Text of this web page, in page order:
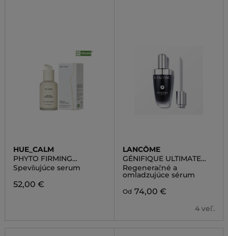
HUE_CALM
PHYTO FIRMING
KINTSUGI SERUM
Spevňujúce serum
52,00 €
LANCÔME
GÉNIFIQUE ULTIMATE
SERUM
Regeneračné a
omladzujúce sérum
Od 74,00 €
4 veľ.